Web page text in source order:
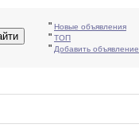
" Новые объявления
" ТОП
" Добавить объявление